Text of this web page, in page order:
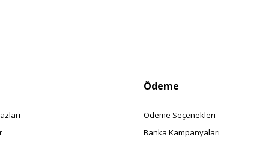
Ödeme
Ödeme Seçenekleri
Banka Kampanyaları